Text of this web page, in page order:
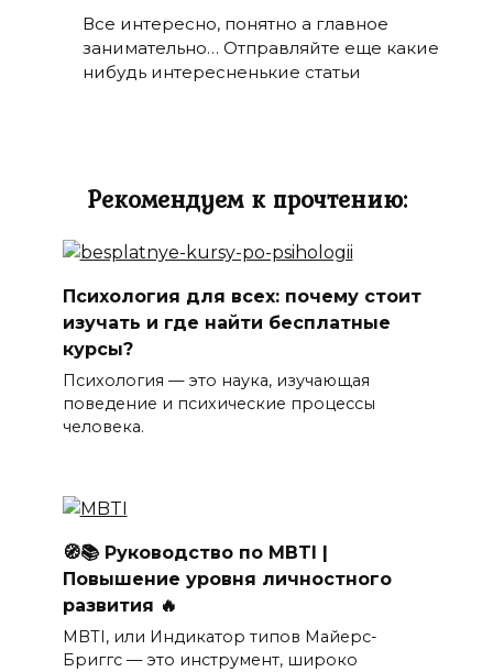
Все интересно, понятно а главное
занимательно… Отправляйте еще какие
нибудь интересненькие статьи
Рекомендуем к прочтению:
Психология для всех: почему стоит
изучать и где найти бесплатные
курсы?
Психология — это наука, изучающая
поведение и психические процессы
человека.
🧭📚 Руководство по MBTI |
Повышение уровня личностного
развития 🔥
MBTI, или Индикатор типов Майерс-
Бриггс — это инструмент, широко